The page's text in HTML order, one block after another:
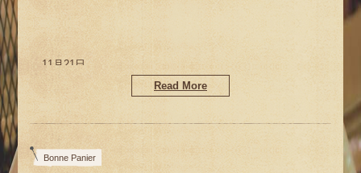
Xmasも連日にぎわってます(^-^)
11月21日
あと10日で今月が終わりだって
ビックリの早さなんですけどー
Read More
Bonne Panier